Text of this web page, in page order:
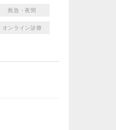
救急・夜間
オンライン診療